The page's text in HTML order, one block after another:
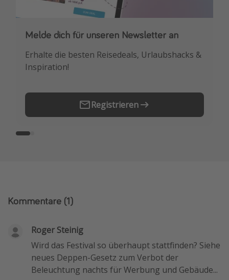
Melde dich für unseren Newsletter an
Erhalte die besten Reisedeals, Urlaubshacks &
Inspiration!
Registrieren
Downloade unsere App
Buche die besten Reiseschnäppchen als
Erstes.
Kommentare (1)
Roger Steinig
Wird das Festival so überhaupt stattfinden? Siehe
neues Deppen-Gesetz zum Verbot der
Beleuchtung nachts für Werbung und Gebäude...